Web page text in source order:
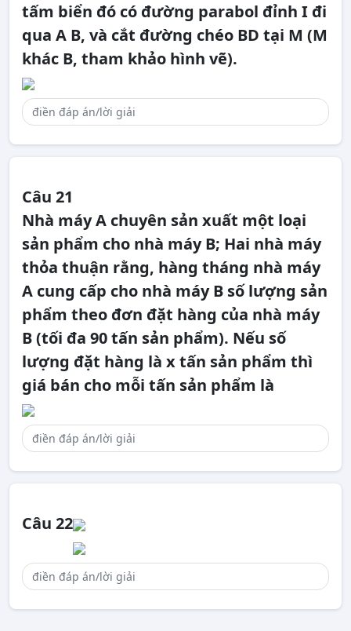
tấm biển đó có đường parabol đỉnh I đi
qua A B, và cắt đường chéo BD tại M (M
khác B, tham khảo hình vẽ).
Câu 21
Nhà máy A chuyên sản xuất một loại
sản phẩm cho nhà máy B; Hai nhà máy
thỏa thuận rằng, hàng tháng nhà máy
A cung cấp cho nhà máy B số lượng sản
phẩm theo đơn đặt hàng của nhà máy
B (tối đa 90 tấn sản phẩm). Nếu số
lượng đặt hàng là x tấn sản phẩm thì
giá bán cho mỗi tấn sản phẩm là
Câu 22